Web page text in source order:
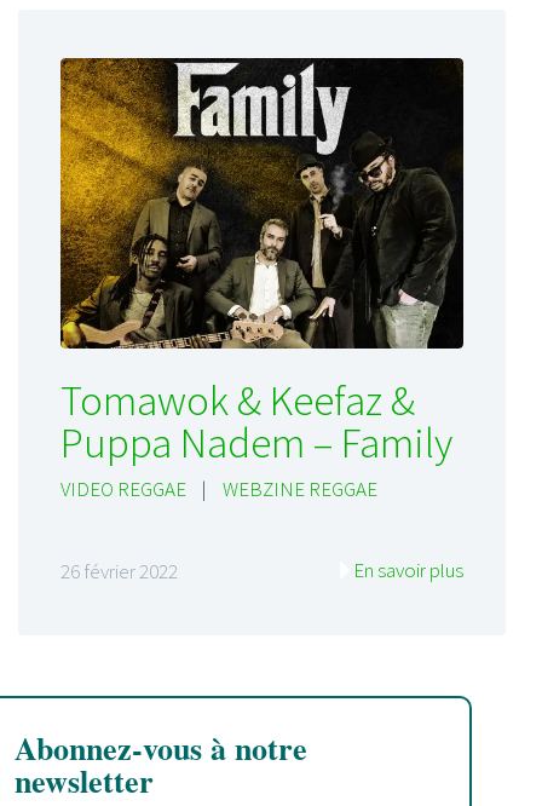
Tomawok & Keefaz &
Puppa Nadem – Family
VIDEO REGGAE | WEBZINE REGGAE
26 février 2022 En savoir plus
Abonnez-vous à notre
newsletter